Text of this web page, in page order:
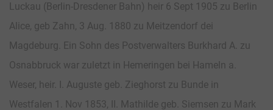
Luckau (Berlin-Dresdener Bahn) heir 6 Sept 1905 zu Berlin
Alice, geb Zahn, 3 Aug. 1880 zu Meitzendorf dei
Magdeburg. Ein Sohn des Postverwalters Burkhard A. zu
Osnabbruck war zuletzt in Hemeringen bei Hameln a.
Weser, heir. I. Auguste geb. Zieghorst zu Bunde in
Westfalen 1. Nov 1853, II. Mathilde geb. Siemsen zu Mark